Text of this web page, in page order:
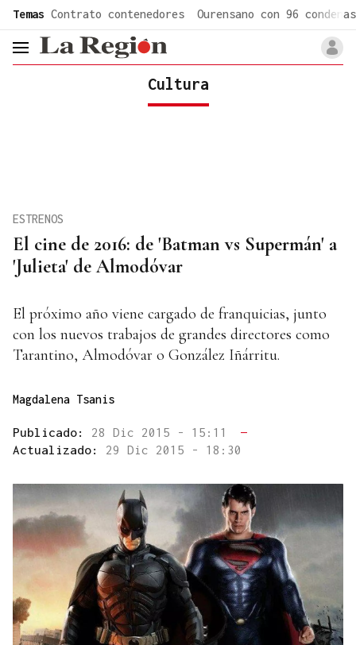
Temas Contrato contenedores Ourensano con 96 condenas
header.menu.open
Cultura
El cine de 2016: de 'Batman vs Supermán' a
'Julieta' de Almodóvar
ESTRENOS
El próximo año viene cargado de franquicias, junto
con los nuevos trabajos de grandes directores como
Tarantino, Almodóvar o González Iñárritu.
Magdalena Tsanis
Publicado: 28 Dic 2015 - 15:11
—
Actualizado: 29 Dic 2015 - 18:30